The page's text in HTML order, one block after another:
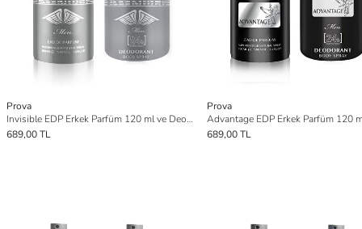
Prova
Invisible EDP Erkek Parfüm 120 ml ve Deodorant 150 ml
689,00 TL
Prova
689,00 TL